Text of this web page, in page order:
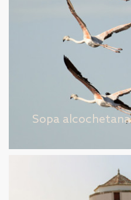
Sopa alcochetana